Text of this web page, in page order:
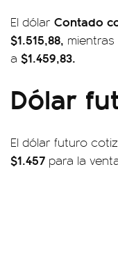
El dólar Contado
$1.515,88,
a $1.459,83.
Dólar
El dólar futuro
$1.457 para la